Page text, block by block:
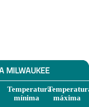
MILWAUKEE
Temperatura
mínima
máxima